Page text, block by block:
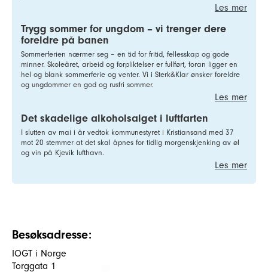
Les mer
Trygg sommer for ungdom – vi trenger dere
foreldre på banen
Sommerferien nærmer seg – en tid for fritid, fellesskap og gode
minner. Skoleåret, arbeid og forpliktelser er fullført, foran ligger en
hel og blank sommerferie og venter. Vi i Sterk&Klar ønsker foreldre
og ungdommer en god og rusfri sommer.
Les mer
Det skadelige alkoholsalget i luftfarten
I slutten av mai i år vedtok kommunestyret i Kristiansand med 37
mot 20 stemmer at det skal åpnes for tidlig morgenskjenking av øl
og vin på Kjevik lufthavn.
Les mer
Besøksadresse:
IOGT i Norge
Torggata 1